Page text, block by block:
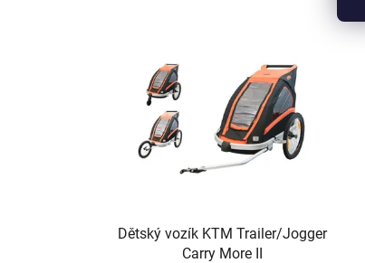
Dětský vozík KTM Trailer/Jogger
Carry More II